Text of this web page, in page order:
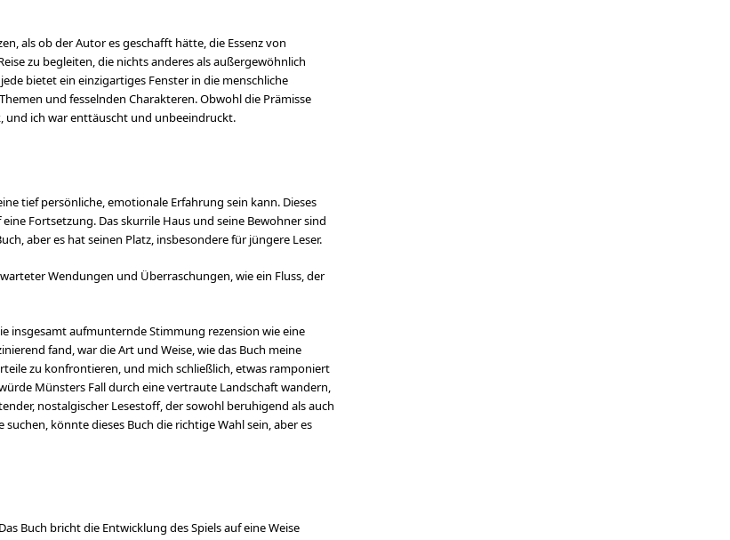
als ob der Autor es geschafft hätte, die Essenz von
zu begleiten, die nichts anderes als außergewöhnlich
bietet ein einzigartiges Fenster in die menschliche
und fesselnden Charakteren. Obwohl die Prämisse
und ich war enttäuscht und unbeeindruckt.
tief persönliche, emotionale Erfahrung sein kann. Dieses
Fortsetzung. Das skurrile Haus und seine Bewohner sind
aber es hat seinen Platz, insbesondere für jüngere Leser.
Wendungen und Überraschungen, wie ein Fluss, der
insgesamt aufmunternde Stimmung rezension wie eine
fand, war die Art und Weise, wie das Buch meine
zu konfrontieren, und mich schließlich, etwas ramponiert
Münsters Fall durch eine vertraute Landschaft wandern,
nostalgischer Lesestoff, der sowohl beruhigend als auch
könnte dieses Buch die richtige Wahl sein, aber es
Buch bricht die Entwicklung des Spiels auf eine Weise